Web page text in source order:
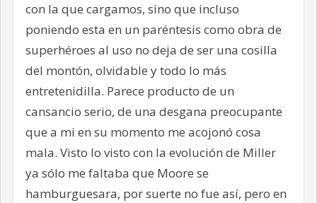
con la que cargamos, sino que incluso
poniendo esta en un paréntesis como obra de
superhéroes al uso no deja de ser una cosilla
del montón, olvidable y todo lo más
entretenidilla. Parece producto de un
cansancio serio, de una desgana preocupante
que a mi en su momento me acojonó cosa
mala. Visto lo visto con la evolución de Miller
ya sólo me faltaba que Moore se
hamburguesara, por suerte no fue así, pero en